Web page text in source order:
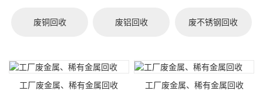
废铜回收 废铝回收 废不锈钢回收
工厂废金属、稀有金属回收 工厂废金属、稀有金属回收